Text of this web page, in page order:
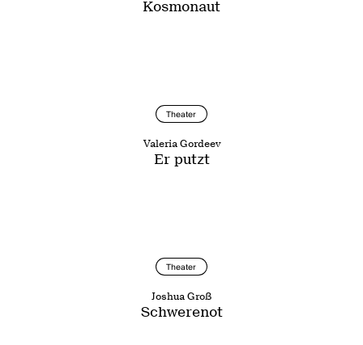
Kosmonaut
Theater
Valeria Gordeev
Er putzt
Theater
Joshua Groß
Schwerenot